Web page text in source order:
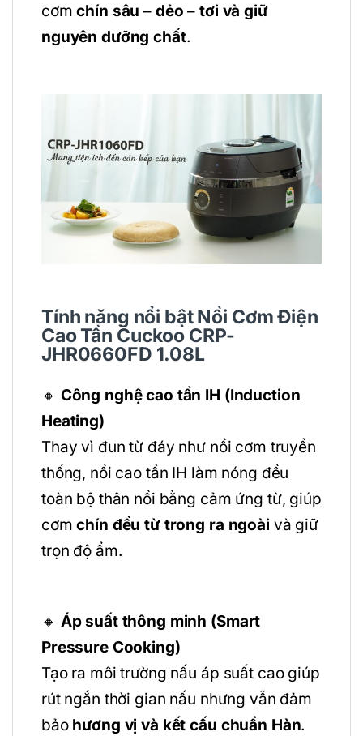
cơmchín sâu – dẻo – tơi và giữ
nguyên dưỡng chất.
Tính năng nổi bật Nồi Cơm Điện
Cao Tần Cuckoo CRP-
JHR0660FD 1.08L
🔸 Công nghệ cao tần IH (Induction
Heating)
Thay vì đun từ đáy như nồi cơm truyền
thống, nồi cao tần IH làm nóng đều
toàn bộ thân nồi bằng cảm ứng từ, giúp
cơmchín đều từ trong ra ngoài và giữ
trọn độ ẩm.
🔸 Áp suất thông minh (Smart
Pressure Cooking)
Tạo ra môi trường nấu áp suất cao giúp
rút ngắn thời gian nấu nhưng vẫn đảm
bảo hương vị và kết cấu chuẩn Hàn.